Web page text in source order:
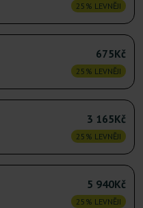
25% LEVNĚJI
675Kč
25% LEVNĚJI
3 165Kč
25% LEVNĚJI
5 940Kč
25% LEVNĚJI